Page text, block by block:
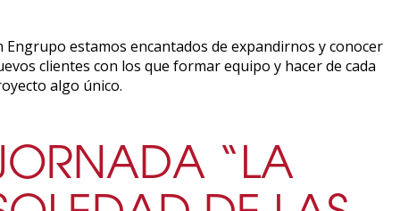
Engrupo estamos encantados de expandirnos y conocer
clientes con los que formar equipo y hacer de cada
algo único.
“LA